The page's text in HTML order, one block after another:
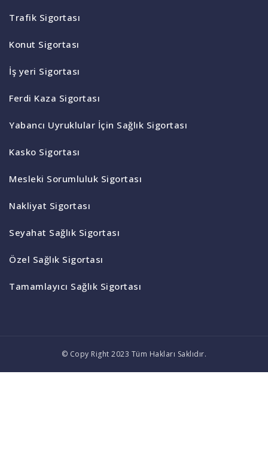
Trafik Sigortası
Konut Sigortası
İş yeri Sigortası
Ferdi Kaza Sigortası
Yabancı Uyruklular İçin Sağlık Sigortası
Kasko Sigortası
Mesleki Sorumluluk Sigortası
Nakliyat Sigortası
Seyahat Sağlık Sigortası
Özel Sağlık Sigortası
Tamamlayıcı Sağlık Sigortası
© Copy Right 2023 Tüm Hakları Saklıdır.